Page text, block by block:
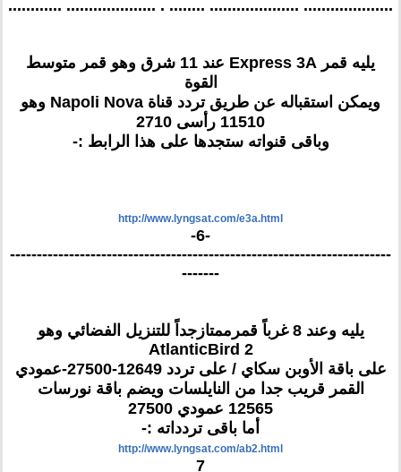
.................... .................... ........ . .................... ............
يليه قمر Express 3A عند 11 شرق وهو قمر متوسط
القوة
ويمكن استقباله عن طريق تردد قناة Napoli Nova وهو
11510 رأسى 2710
وباقى قنواته ستجدها على هذا الرابط :-
http://www.lyngsat.com/e3a.html
-6-
-----------------------------------------------------------------------
-------
يليه وعند 8 غرباً قمرممتازجداً للتنزيل الفضائي وهو
AtlanticBird 2
على باقة الأوبن سكاي / على تردد 12649-27500-عمودي
القمر قريب جدا من النايلسات ويضم باقة نورسات
12565 عمودي 27500
أما باقى تردداته :-
http://www.lyngsat.com/ab2.html
7